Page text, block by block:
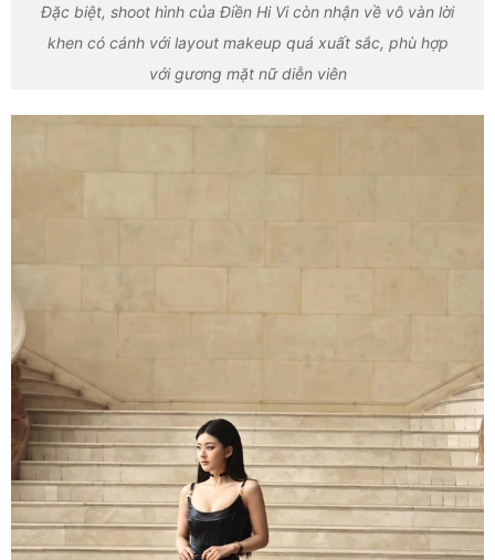
Đặc biệt, shoot hình của Điền Hi Vi còn nhận về vô vàn lời
khen có cánh với layout makeup quá xuất sắc, phù hợp
với gương mặt nữ diễn viên